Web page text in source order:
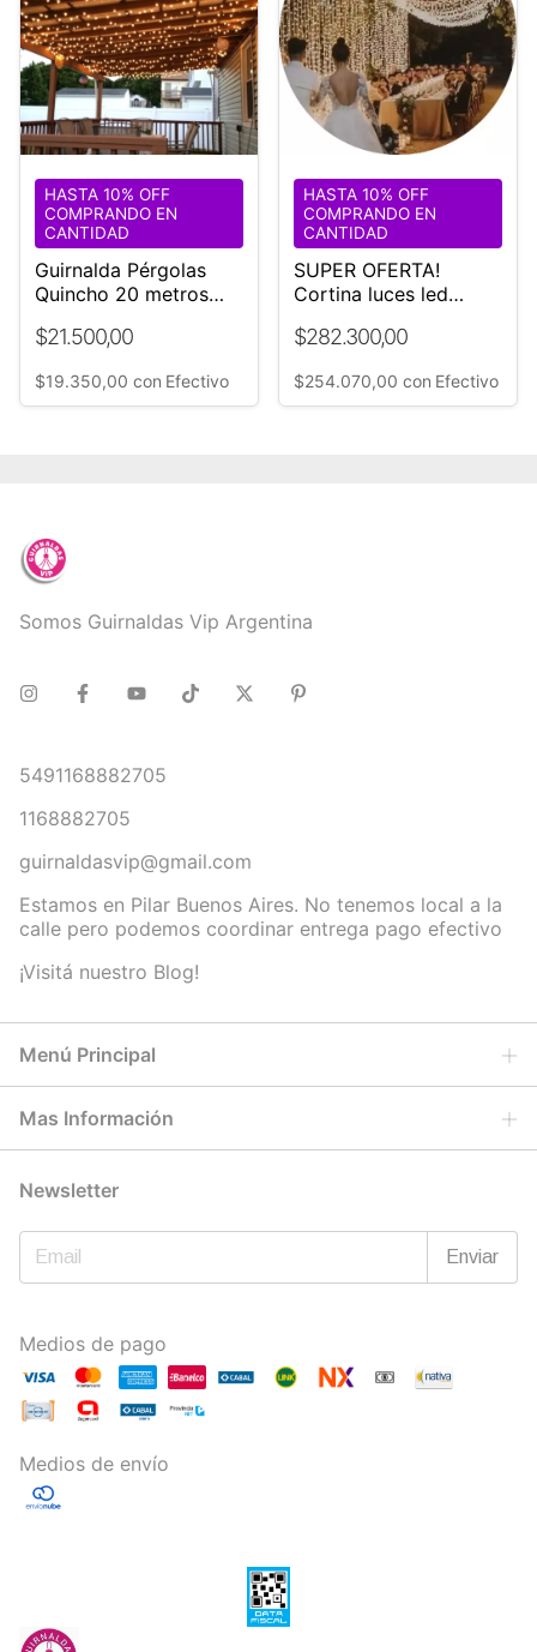
Guirnalda Pérgolas
Quincho 20 metros
Interior
$21.500,00
HASTA 10% OFF
COMPRANDO EN
CANTIDAD
$19.350,00 con Efectivo
SUPER OFERTA!
Cortina luces led
techos Bodas y
1168882705
$282.300,00
HASTA 10% OFF
COMPRANDO EN
CANTIDAD
$254.070,00 con Efectivo
Somos Guirnaldas Vip Argentina
5491168882705
1168882705
guirnaldasvip@gmail.com
Estamos en Pilar Buenos Aires. No tenemos local a la
calle pero podemos coordinar entrega pago efectivo
¡Visitá nuestro Blog!
Menú Principal
Mas Información
Newsletter
Medios de pago
Medios de envío